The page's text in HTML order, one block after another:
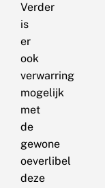
Verder
is
er
ook
verwarring
mogelijk
met
de
gewone
oeverlibel
deze